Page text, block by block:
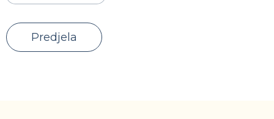
Predjela